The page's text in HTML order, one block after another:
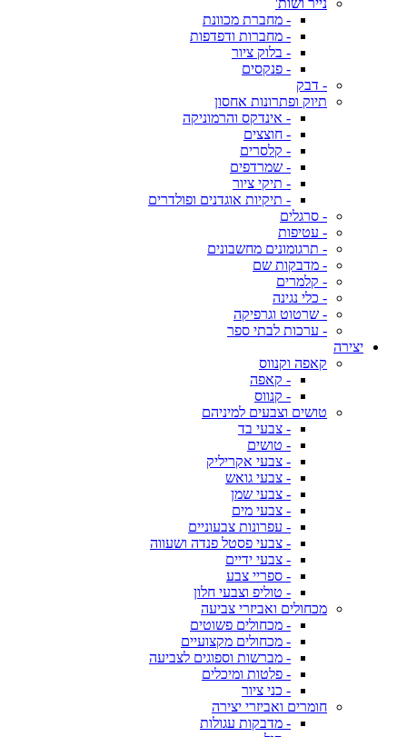
נייר ושות'
- מחברת מכוונת
- מחברות ודפדפות
- בלוק ציור
- פנקסים
- דבק
תיוק ופתרונות אחסון
- אינדקס והרמוניקה
- חוצצים
- קלסרים
- שמרדפים
- תיקי ציור
- תיקיות אוגדנים ופולדרים
- סרגלים
- עטיפות
- תרגומונים מחשבונים
- מדבקות שם
- קלמרים
- כלי נגינה
- שרטוט וגרפיקה
- ערכות לבתי ספר
יצירה
קאפה וקנווס
- קאפה
- קנווס
טושים וצבעים למיניהם
- צבעי בד
- טושים
- צבעי אקריליק
- צבעי גואש
- צבעי שמן
- צבעי מים
- עפרונות צבעוניים
- צבעי פסטל פנדה ושעווה
- צבעי ידיים
- ספריי צבע
- טוליפ וצבעי חלון
מכחולים ואביזרי צביעה
- מכחולים פשוטים
- מכחולים מקצועיים
- מברשות וספוגים לצביעה
- פלטות ומיכלים
- כני ציור
חומרים ואביזרי יצירה
- מדבקות עגולות